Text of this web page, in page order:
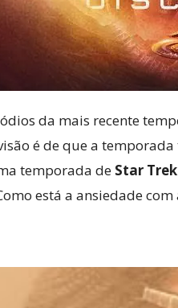
da mais recente
é de que a
temporada de Star
está a ansiedade